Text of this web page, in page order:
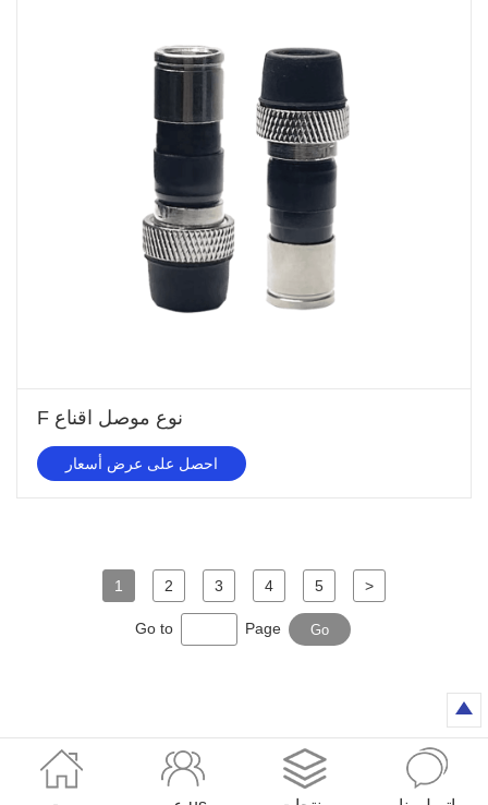
F نوع موصل اقناع
احصل على عرض أسعار
1 2 3 4 5 >
Go to Page Go